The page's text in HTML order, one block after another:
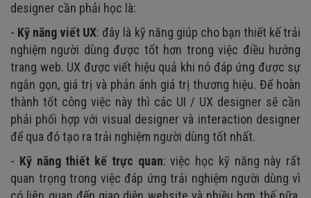
designer cần phải học là:
- Kỹ năng viết UX: đây là kỹ năng giúp cho bạn thiết kế trải
nghiệm người dùng được tốt hơn trong việc điều hướng
trang web. UX được viết hiệu quả khi nó đáp ứng được sự
ngắn gọn, giá trị và phản ánh giá trị thương hiệu. Để hoàn
thành tốt công việc này thì các UI / UX designer sẽ cần
phải phối hợp với visual designer và interaction designer
để qua đó tạo ra trải nghiệm người dùng tốt nhất.
- Kỹ năng thiết kế trực quan: việc học kỹ năng này rất
quan trọng trong việc đáp ứng trải nghiệm người dùng vì